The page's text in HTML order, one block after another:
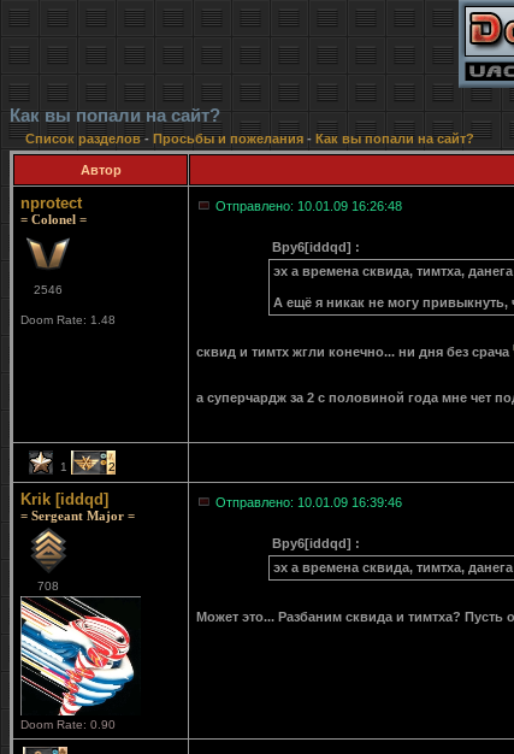
Как вы попали на сайт?
Список разделов- Просьбы и пожелания - Как вы попали на сайт?
Автор
nprotect
= Colonel =
2546
Doom Rate: 1.48
Отправлено: 10.01.09 16:26:48
Bpy6[iddqd] :
эх а времена сквида, тимтха,
А ещё я никак не могу привыкнуть,
сквид и тимтх жгли конечно... ни дня без срача
а суперчардж за 2 с половиной года мне чет
1 2
Krik [iddqd]
= Sergeant Major =
708
Doom Rate: 0.90
Отправлено: 10.01.09 16:39:46
Bpy6[iddqd] :
эх а времена сквида, тимтха,
Может это... Разбаним сквида и тимтха? Пусть